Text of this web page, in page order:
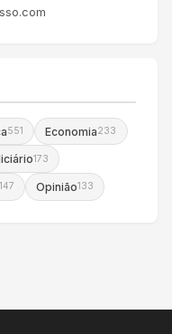
551 Economia233
173
147 Opinião133